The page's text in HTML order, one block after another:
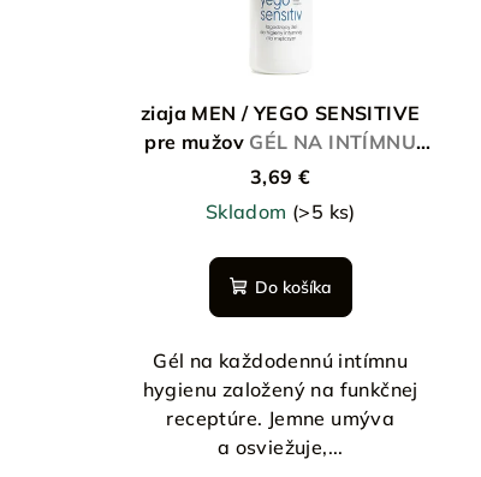
ziaja MEN / YEGO SENSITIVE
pre mužov GÉL NA INTÍMNU
HYGIENU UPOKOJUJÚCI
3,69 €
Skladom (>5 ks)
Do košíka
Gél na každodennú intímnu
hygienu založený na funkčnej
receptúre. Jemne umýva
a osviežuje,...